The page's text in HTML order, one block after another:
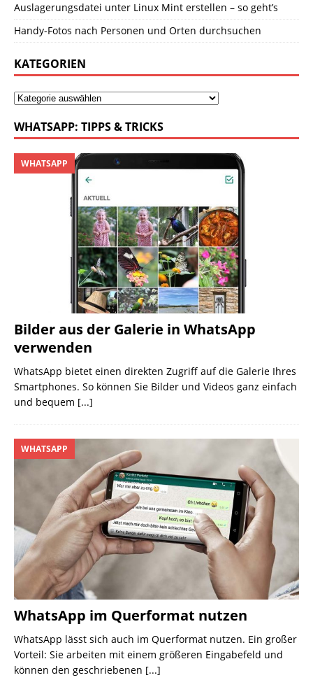
Auslagerungsdatei unter Linux Mint erstellen – so geht’s
Handy-Fotos nach Personen und Orten durchsuchen
KATEGORIEN
WHATSAPP: TIPPS & TRICKS
Bilder aus der Galerie in WhatsApp
verwenden
WHATSAPP
WhatsApp bietet einen direkten Zugriff auf die Galerie Ihres
Smartphones. So können Sie Bilder und Videos ganz einfach
und bequem [...]
WhatsApp im Querformat nutzen
WHATSAPP
WhatsApp lässt sich auch im Querformat nutzen. Ein großer
Vorteil: Sie arbeiten mit einem größeren Eingabefeld und
können den geschriebenen [...]